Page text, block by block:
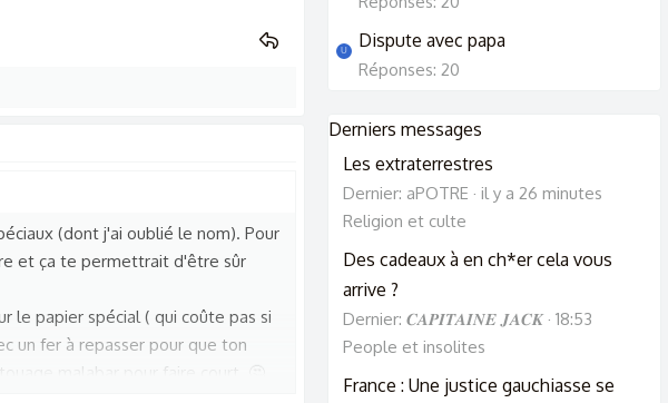
(dont j'ai oublié le nom). Pour
et ça te permettrait d'être sûr
le papier spécial ( qui coûte pas si
un fer à repasser pour que ton
malabar pour faire court. 🤔
U Dispute avec papa
Réponses: 20
Derniers messages
Les extraterrestres
Dernier: aPOTRE
il y a 26 minutes
Religion et culte
Des cadeaux à en ch*er cela vous
arrive ?
Dernier: 𝑪𝑨𝑷𝑰𝑻𝑨𝑰𝑵𝑬 𝑱𝑨𝑪𝑲 18:53
People et insolites
France : Une justice gauchiasse se